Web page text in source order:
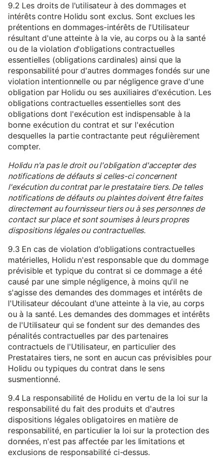
9.2 Les droits de l'utilisateur à des dommages et
intérêts contre Holidu sont exclus. Sont exclues les
prétentions en dommages-intérêts de l'Utilisateur
résultant d'une atteinte à la vie, au corps ou à la santé
ou de la violation d'obligations contractuelles
essentielles (obligations cardinales) ainsi que la
responsabilité pour d'autres dommages fondés sur une
violation intentionnelle ou par négligence grave d'une
obligation par Holidu ou ses auxiliaires d'exécution. Les
obligations contractuelles essentielles sont des
obligations dont l'exécution est indispensable à la
bonne exécution du contrat et sur l'exécution
desquelles la partie contractante peut régulièrement
compter.
Holidu n'a pas le droit ou l'obligation d'accepter des
notifications de défauts si celles-ci concernent
l'exécution du contrat par le prestataire tiers. De telles
notifications de défauts ou plaintes doivent être faites
directement au fournisseur tiers ou à ses personnes de
contact sur place et sont soumises à leurs propres
dispositions légales ou contractuelles.
9.3 En cas de violation d'obligations contractuelles
matérielles, Holidu n'est responsable que du dommage
prévisible et typique du contrat si ce dommage a été
causé par une simple négligence, à moins qu'il ne
s'agisse des demandes des dommages et intérêts de
l'Utilisateur découlant d'une atteinte à la vie, au corps
ou à la santé. Les demandes des dommages et intérêts
de l'Utilisateur qui se fondent sur des demandes des
pénalités contractuelles par des partenaires
contractuels de l'Utilisateur, en particulier des
Prestataires tiers, ne sont en aucun cas prévisibles pour
Holidu ou typiques du contrat dans le sens
susmentionné.
9.4 La responsabilité de Holidu en vertu de la loi sur la
responsabilité du fait des produits et d'autres
dispositions légales obligatoires en matière de
responsabilité, en particulier la loi sur la protection des
données, n'est pas affectée par les limitations et
exclusions de responsabilité ci-dessus.